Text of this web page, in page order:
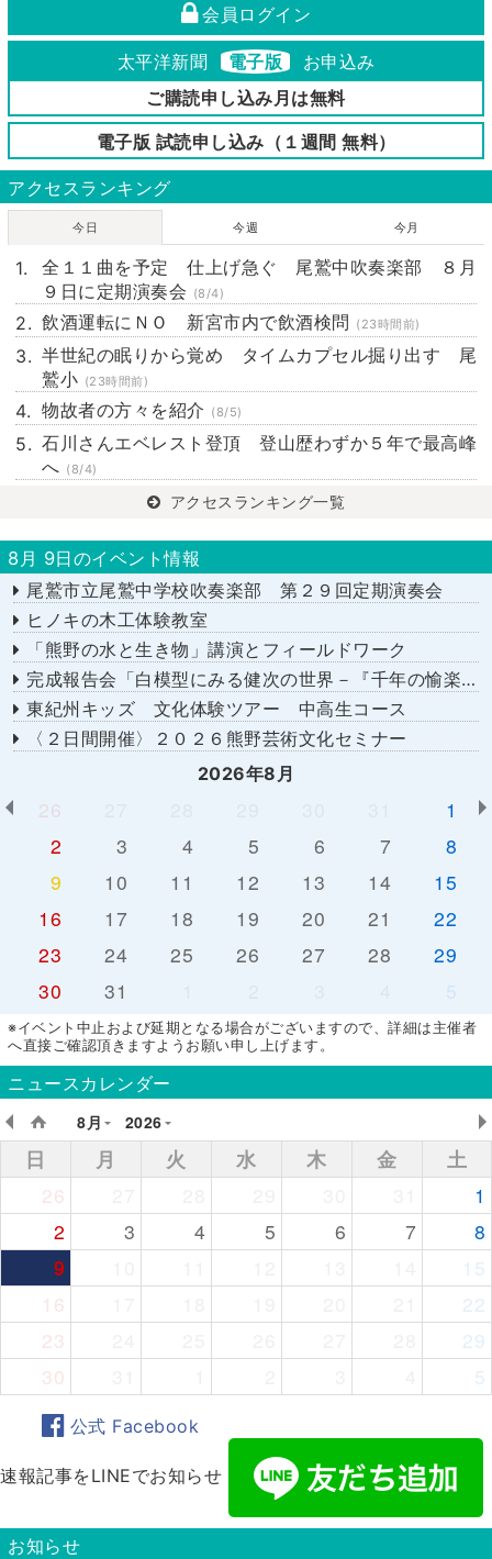
会員ログイン
太平洋新聞 電子版
お申込み
ご購読申し込み月は無料
電子版 試読申し込み（１週間 無料）
アクセスランキング
今日 今週 今月
全１１曲を予定 仕上げ急ぐ 尾鷲中吹奏楽部 ８月
９日に定期演奏会 (8/4)
飲酒運転にＮＯ 新宮市内で飲酒検問 (23時間前)
半世紀の眠りから覚め タイムカプセル掘り出す 尾
鷲小 (23時間前)
物故者の方々を紹介 (8/5)
石川さんエベレスト登頂 登山歴わずか５年で最高峰
へ (8/4)
アクセスランキング一覧
8月 9日のイベント情報
尾鷲市立尾鷲中学校吹奏楽部 第２９回定期演奏会
ヒノキの木工体験教室
「熊野の水と生き物」講演とフィールドワーク
完成報告会「白模型にみる健次の世界－『千年の愉楽』『奇蹟』より－」
東紀州キッズ 文化体験ツアー 中高生コース
〈２日間開催〉２０２６熊野芸術文化セミナー
2026年8月
26
1
2
3 4 5 6 7
8
9
10 11 12 13 14
15
16
17 18 19 20 21
22
23
24 25 26 27 28
29
30
31 5
※イベント中止および延期となる場合がございますので、詳細は主催者
へ直接ご確認頂きますようお願い申し上げます。
ニュースカレンダー
8月
2026
日 月 火 水 木 金
土
26
1
2
3 4 5 6 7
8
9
15
16
22
23
29
30
5
公式 Facebook
速報記事をLINEでお知らせ
お知らせ